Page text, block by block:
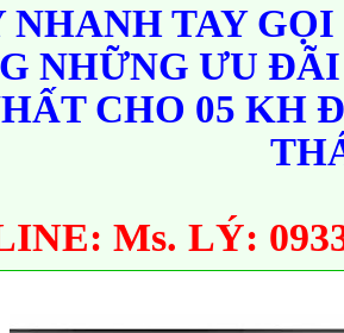
NHANH TAY
NHỮNG ƯU
CHO 05 KH
Ms. LÝ: